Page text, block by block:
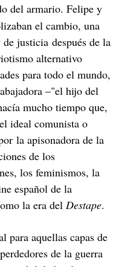
del armario. Felipe y
el cambio, una
justicia después de la
alternativo
para todo el mundo,
–"el hijo del
mucho tiempo que,
ideal comunista o
la apisonadora de la
de los
los feminismos, la
español de la
la era del Destape.
para aquellas capas de
de la guerra